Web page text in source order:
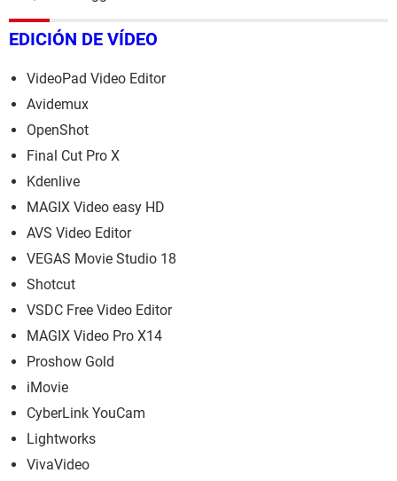
EDICIÓN DE VÍDEO
VideoPad Video Editor
Avidemux
OpenShot
Final Cut Pro X
Kdenlive
MAGIX Video easy HD
AVS Video Editor
VEGAS Movie Studio 18
Shotcut
VSDC Free Video Editor
MAGIX Video Pro X14
Proshow Gold
iMovie
CyberLink YouCam
Lightworks
VivaVideo